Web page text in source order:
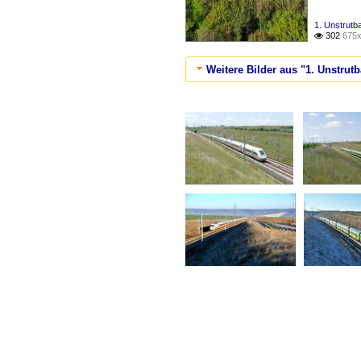
1.
 302
Weitere Bilder aus "1.